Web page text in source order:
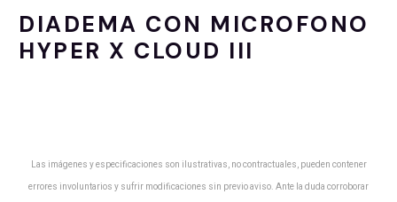
DIADEMA CON MICROFONO
HYPER X CLOUD III
Las imágenes y especificaciones son ilustrativas, no contractuales, pueden contener
errores involuntarios y sufrir modificaciones sin previo aviso. Ante la duda corroborar